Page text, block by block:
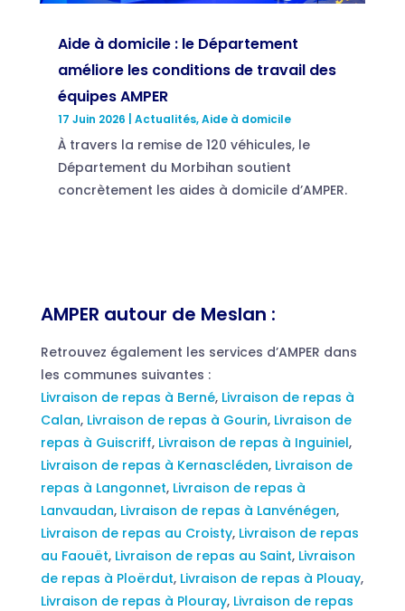
Aide à domicile : le Département
améliore les conditions de travail des
équipes AMPER
17 Juin 2026 Actualités,Aide à domicile
À travers la remise de 120 véhicules, le
Département du Morbihan soutient
concrètement les aides à domicile d’AMPER.
AMPER autour de Meslan :
Retrouvez également les services d’AMPER dans
les communes suivantes :
Livraison de repas à Berné, Livraison de repas à
Calan, Livraison de repas à Gourin, Livraison de
repas à Guiscriff, Livraison de repas à Inguiniel,
Livraison de repas à Kernascléden, Livraison de
repas à Langonnet, Livraison de repas à
Lanvaudan, Livraison de repas à Lanvénégen,
Livraison de repas au Croisty, Livraison de repas
au Faouët, Livraison de repas au Saint, Livraison
de repas à Ploërdut, Livraison de repas à Plouay,
Livraison de repas à Plouray, Livraison de repas